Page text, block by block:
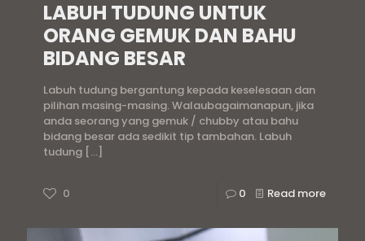
LABUH TUDUNG UNTUK
ORANG GEMUK DAN BAHU
BIDANG BESAR
Labuh tudung bergantung kepada keselesaan dan
pilihan masing-masing. Walaubagaimanapun, jika
anda seorang yang gemuk / chubby atau bahu
bidang besar ada sedikit tip tambahan. Labuh
tudung […]
0 0 Read more